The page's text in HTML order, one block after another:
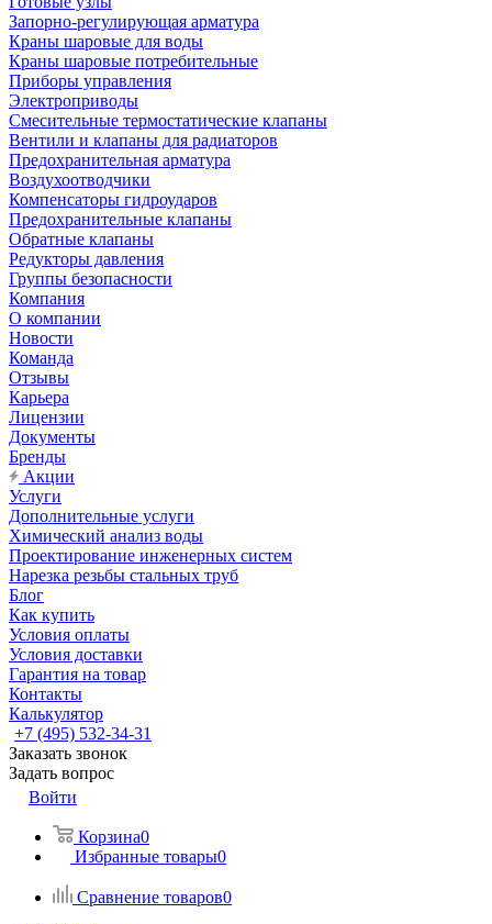
Запорно-регулирующая арматура
Краны шаровые для воды
Краны шаровые потребительные
Приборы управления
Электроприводы
Смесительные термостатические клапаны
Вентили и клапаны для радиаторов
Предохранительная арматура
Воздухоотводчики
Компенсаторы гидроударов
Предохранительные клапаны
Обратные клапаны
Редукторы давления
Группы безопасности
Компания
О компании
Новости
Команда
Отзывы
Карьера
Лицензии
Документы
Бренды
Акции
Услуги
Дополнительные услуги
Химический анализ воды
Проектирование инженерных систем
Нарезка резьбы стальных труб
Блог
Как купить
Условия оплаты
Условия доставки
Гарантия на товар
Контакты
Калькулятор
+7 (495) 532‑34‑31
Заказать звонок
Задать вопрос
Войти
Корзина0
Избранные товары0
Сравнение товаров0